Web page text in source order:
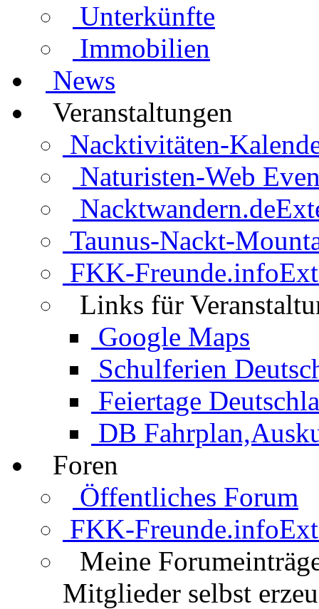
Unterkünfte
Immobilien
News
Veranstaltungen
Nacktivitäten-
Naturisten-Web
Nacktwandern.de
Taunus-Nackt-
FKK-Freunde.info
Links für
Google Maps
Schulferien
Feiertage
DB
Foren
Öffentliches Forum
FKK-Freunde.info
Meine
Mitglieder selbst